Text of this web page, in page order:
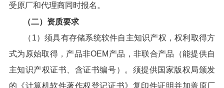
受原厂和代理商同时报名。
（二）资质要求
（1）须具有存储系统软件自主知识产权，权利取得方
式为原始取得，产品非OEM产品，非联合产品（能提供自
主知识产权证书、含证书编号）。须提供国家版权局颁发
的《计算机软件著作权登记证书》复印件证明并加盖原厂